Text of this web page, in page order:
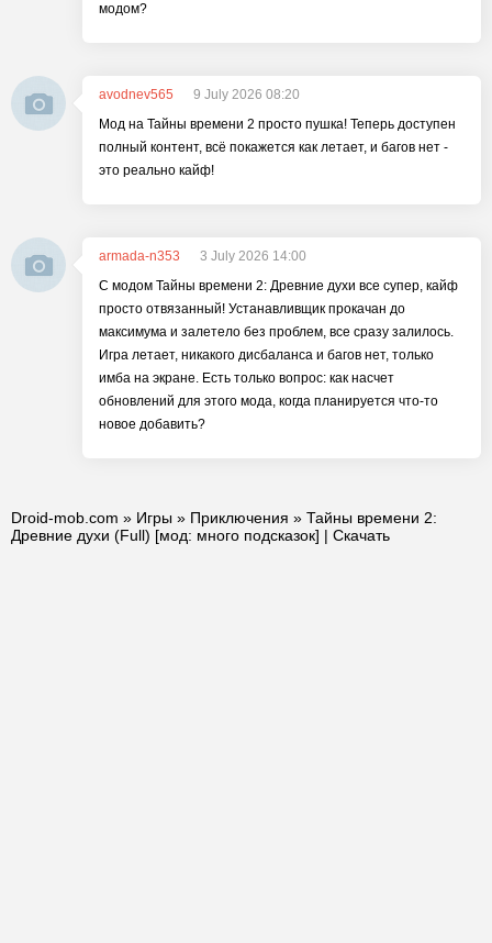
модом?
avodnev565
9 July 2026 08:20
Мод на Тайны времени 2 просто пушка! Теперь доступен
полный контент, всё покажется как летает, и багов нет -
это реально кайф!
armada-n353
3 July 2026 14:00
С модом Тайны времени 2: Древние духи все супер, кайф
просто отвязанный! Устанавливщик прокачан до
максимума и залетело без проблем, все сразу залилось.
Игра летает, никакого дисбаланса и багов нет, только
имба на экране. Есть только вопрос: как насчет
обновлений для этого мода, когда планируется что-то
новое добавить?
Droid-mob.com » Игры » Приключения » Тайны времени 2:
Древние духи (Full) [мод: много подсказок] | Скачать